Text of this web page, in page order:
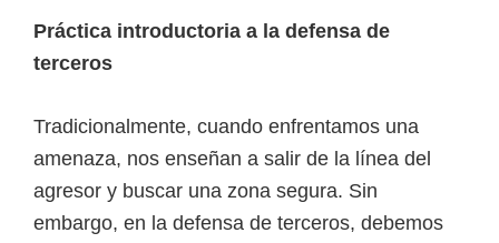
Práctica introductoria a la defensa de
terceros
Tradicionalmente, cuando enfrentamos una
amenaza, nos enseñan a salir de la línea del
agresor y buscar una zona segura. Sin
embargo, en la defensa de terceros, debemos